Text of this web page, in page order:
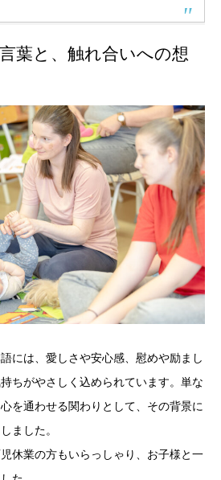
葉と、触れ合いへの想
には、愛しさや安心感、慰めや励まし
ちがやさしく込められています。単な
を通わせる関わりとして、その背景に
ました。
休業の方もいらっしゃり、お子様と一